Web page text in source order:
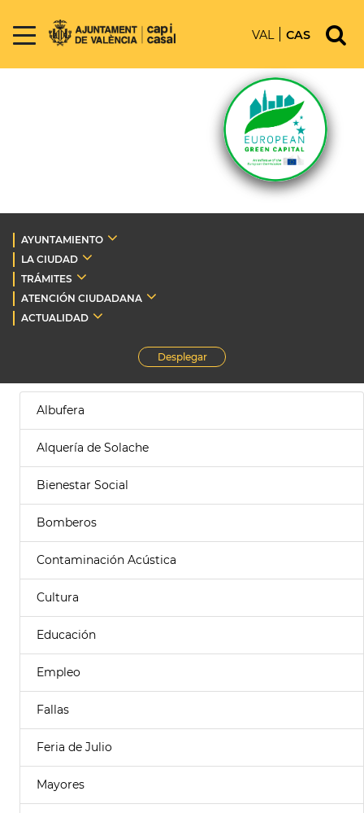
VAL CAS
AYUNTAMIENTO
LA CIUDAD
TRÁMITES
ATENCIÓN CIUDADANA
ACTUALIDAD
Desplegar
Albufera
Alquería de Solache
Bienestar Social
Bomberos
Contaminación Acústica
Cultura
Educación
Empleo
Fallas
Feria de Julio
Mayores